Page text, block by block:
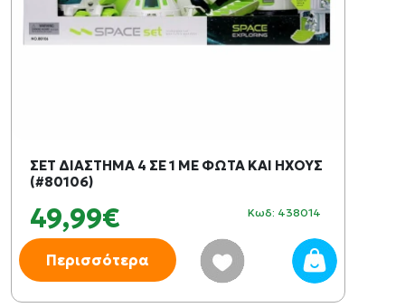
ΣΕΤ ΔΙΑΣΤΗΜΑ 4 ΣΕ 1 ΜΕ ΦΩΤΑ ΚΑΙ ΗΧΟΥΣ
(#80106)
49,99€ Κωδ: 438014
Περισσότερα